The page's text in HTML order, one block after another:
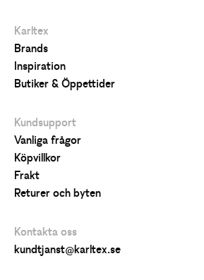
Karltex
Brands
Inspiration
Butiker & Öppettider
Kundsupport
Vanliga frågor
Köpvillkor
Frakt
Returer och byten
Kontakta oss
kundtjanst@karltex.se